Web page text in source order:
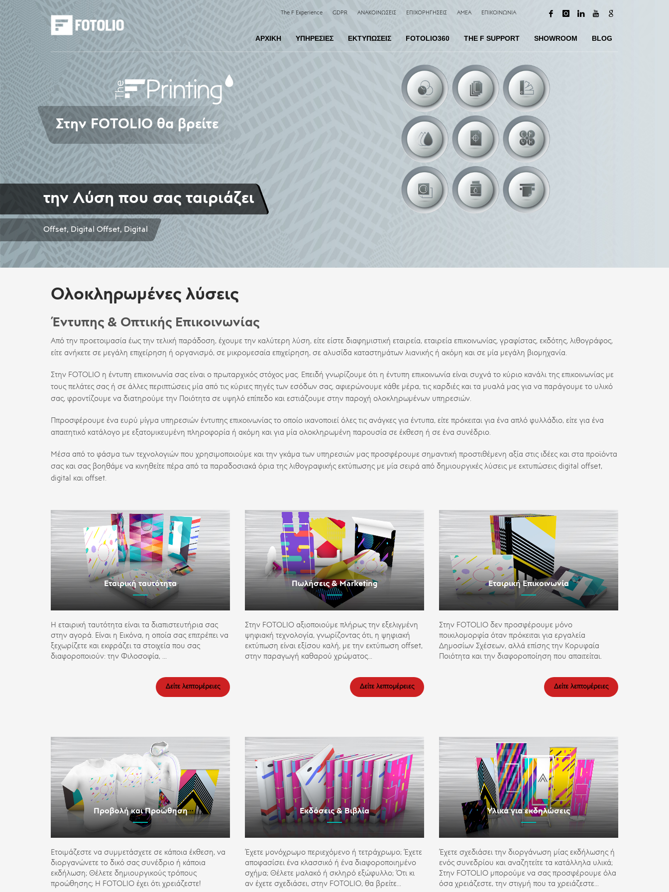
The F Experience GDPR ΑΝΑΚΟΙΝΩΣΕΙΣ ΕΠΙΧΟΡΗΓΗΣΕΙΣ AMEA ΕΠΙΚΟΙΝΩΝΙΑ
ΑΡΧΙΚΗ ΥΠΗΡΕΣΙΕΣ ΕΚΤΥΠΩΣΕΙΣ FOTOLIO360 TΗΕ F SUPPORT SHOWROOM BLOG
Στην FOTOLIO θα βρείτε
την Λύση που σας ταιριάζει
Offset, Digital Offset, Digital
Ολοκληρωμένες λύσεις
Έντυπης & Οπτικής Επικοινωνίας
Από την προετοιμασία έως την τελική παράδοση, έχουμε την καλύτερη λύση, είτε είστε διαφημιστική εταιρεία, εταιρεία επικοινωνίας, γραφίστας, εκδότης, λιθογράφος,
είτε ανήκετε σε μεγάλη επιχείρηση ή οργανισμό, σε μικρομεσαία επιχείρηση, σε αλυσίδα καταστημάτων λιανικής ή ακόμη και σε μία μεγάλη βιομηχανία.
Στην FOTOLIO η έντυπη επικοινωνία σας είναι ο πρωταρχικός στόχος μας. Επειδή γνωρίζουμε ότι η έντυπη επικοινωνία είναι συχνά το κύριο κανάλι της επικοινωνίας με
τους πελάτες σας ή σε άλλες περιπτώσεις μία από τις κύριες πηγές των εσόδων σας, αφιερώνουμε κάθε μέρα, τις καρδιές και τα μυαλά μας για να παράγουμε το υλικό
σας, φροντίζουμε να διατηρούμε την Ποιότητα σε υψηλό επίπεδο και εστιάζουμε στην παροχή ολοκληρωμένων υπηρεσιών.
Ππροσφέρουμε ένα ευρύ μίγμα υπηρεσιών έντυπης επικοινωνίας το οποίο ικανοποιεί όλες τις ανάγκες για έντυπα, είτε πρόκειται για ένα απλό φυλλάδιο, είτε για ένα
απαιτητικό κατάλογο με εξατομικευμένη πληροφορία ή ακόμη και για μία ολοκληρωμένη παρουσία σε έκθεση ή σε ένα συνέδριο.
Μέσα από το φάσμα των τεχνολογιών που χρησιμοποιούμε και την γκάμα των υπηρεσιών μας προσφέρουμε σημαντική προστιθέμενη αξία στις ιδέες και στα προϊόντα
σας και σας βοηθάμε να κινηθείτε πέρα από τα παραδοσιακά όρια της λιθογραφικής εκτύπωσης με μία σειρά από δημιουργικές λύσεις με εκτυπώσεις digital offset,
digital
και offset.
Εταιρική ταυτότητα
Η εταιρική ταυτότητα είναι τα διαπιστευτήρια σας
στην αγορά. Είναι η Εικόνα, η οποία σας επιτρέπει να
ξεχωρίζετε και εκφράζει τα στοιχεία που σας
διαφοροποιούν: την Φιλοσοφία, ...
Δείτε λεπτομέρειες
Πωλήσεις & Marketing
Στην FOTOLIO αξιοποιούμε πλήρως την εξελιγμένη
ψηφιακή τεχνολογία, γνωρίζοντας ότι, η ψηφιακή
εκτύπωση είναι εξίσου καλή, με την εκτύπωση offset,
στην παραγωγή καθαρού χρώματος...
Δείτε λεπτομέρειες
Εταιρική Επικοινωνία
Στην FOTOLIO δεν προσφέρουμε μόνο
ποικιλομορφία όταν πρόκειται για εργαλεία
Δημοσίων Σχέσεων, αλλά επίσης την Κορυφαία
Ποιότητα και την διαφοροποίηση που απαιτείται.
Δείτε λεπτομέρειες
Προβολή και Προώθηση
Ετοιμάζεστε να συμμετάσχετε σε κάποια έκθεση, να
διοργανώνετε το δικό σας συνέδριο ή κάποια
εκδήλωση; Θέλετε δημιουργικούς τρόπους
προώθησης; Η FOTOLIO έχει ότι χρειάζεστε!
Εκδόσεις & Βιβλία
Έχετε μονόχρωμο περιεχόμενο ή τετράχρωμο; Έχετε
αποφασίσει ένα κλασσικό ή ένα διαφοροποιημένο
σχήμα; Θέλετε μαλακό ή σκληρό εξώφυλλο; Ότι κι
αν έχετε σχεδιάσει, στην FOTOLIO, θα βρείτε...
Υλικά για εκδηλώσεις
Έχετε σχεδιάσει την διοργάνωση μίας εκδήλωσης ή
ενός συνεδρίου και αναζητείτε τα κατάλληλα υλικά;
Στην FOTOLIO μπορούμε να σας προσφέρουμε όλα
όσα χρειάζεστε, την στιγμή που τα χρειάζεστε...